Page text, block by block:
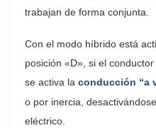
trabajan de forma conjunta.
Con el modo híbrido está
posición «D», si el
se activa la conducción “a
o por inercia,
eléctrico.